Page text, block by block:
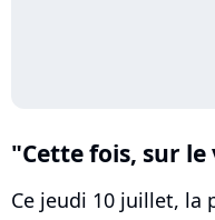
"Cette fois, sur
Ce jeudi 10 juillet, la